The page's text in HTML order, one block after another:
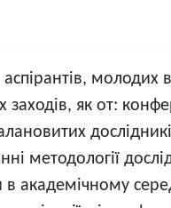
молодих
заходів, як от:
методології
в академічному